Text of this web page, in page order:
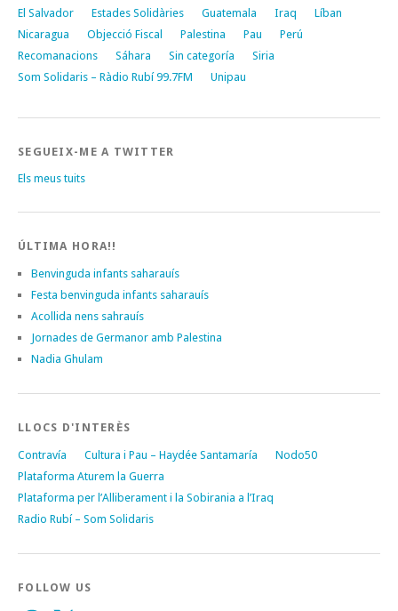
El Salvador
Estades Solidàries Guatemala Iraq
Líban
Nicaragua
Objecció Fiscal Palestina Pau
Perú
Recomanacions
Sáhara Sin categoría
Siria
Som Solidaris – Ràdio Rubí 99.7FM
Unipau
SEGUEIX-ME A TWITTER
Els meus tuits
ÚLTIMA HORA!!
Benvinguda infants saharauís
Festa benvinguda infants saharauís
Acollida nens sahrauís
Jornades de Germanor amb Palestina
Nadia Ghulam
LLOCS D'INTERÈS
Contravía Cultura i Pau – Haydée Santamaría
Nodo50
Plataforma Aturem la Guerra
Plataforma per l’Alliberament i la Sobirania a l’Iraq
Radio Rubí – Som Solidaris
FOLLOW US